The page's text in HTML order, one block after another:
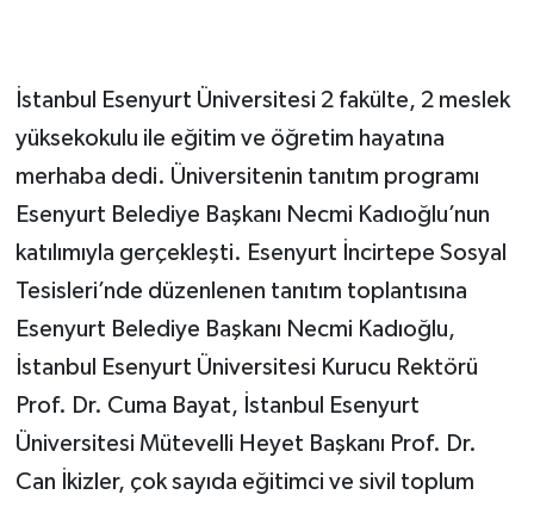
İstanbul Esenyurt Üniversitesi 2 fakülte, 2 meslek
yüksekokulu ile eğitim ve öğretim hayatına
merhaba dedi. Üniversitenin tanıtım programı
Esenyurt Belediye Başkanı Necmi Kadıoğlu’nun
katılımıyla gerçekleşti. Esenyurt İncirtepe Sosyal
Tesisleri’nde düzenlenen tanıtım toplantısına
Esenyurt Belediye Başkanı Necmi Kadıoğlu,
İstanbul Esenyurt Üniversitesi Kurucu Rektörü
Prof. Dr. Cuma Bayat, İstanbul Esenyurt
Üniversitesi Mütevelli Heyet Başkanı Prof. Dr.
Can İkizler, çok sayıda eğitimci ve sivil toplum